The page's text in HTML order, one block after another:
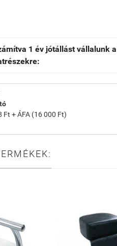
1 év jótállást vállalunk
Ft + ÁFA (16 000 Ft)